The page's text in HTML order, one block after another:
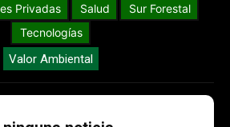
Privadas
Salud
Sur Forestal
Tecnologías
Valor Ambiental